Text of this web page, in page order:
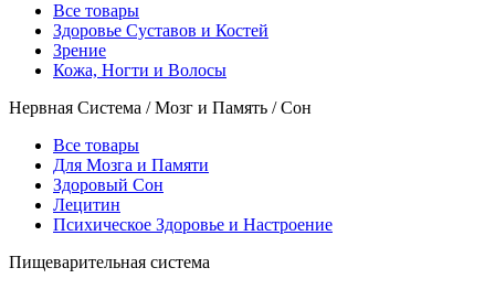
Все товары
Здоровье Суставов и Костей
Зрение
Кожа, Ногти и Волосы
Нервная Система / Мозг и Память / Сон
Все товары
Для Мозга и Памяти
Здоровый Сон
Лецитин
Психическое Здоровье и Настроение
Пищеварительная система